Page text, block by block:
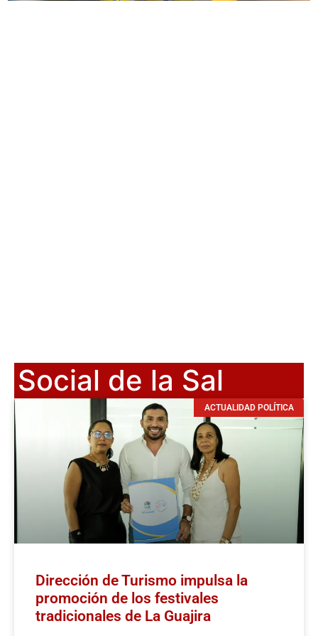
Social de la Sal
ACTUALIDAD POLÍTICA
Dirección de Turismo impulsa la
promoción de los festivales
tradicionales de La Guajira